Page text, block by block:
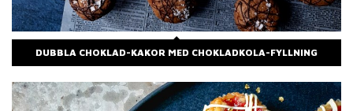
DUBBLA CHOKLAD-KAKOR MED CHOKLADKOLA-FYLLNING